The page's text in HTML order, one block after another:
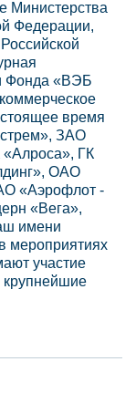
Министерства
Федерации,
Фонда «ВЭБ
время
ЗАО
ГК
ОАО
«Аэрофлот -
«Вега»,
имени
мероприятиях
участие
крупнейшие